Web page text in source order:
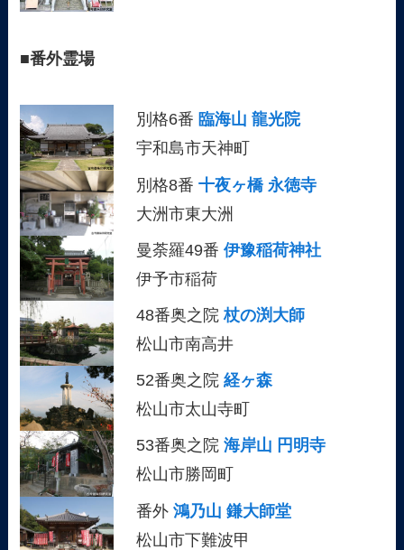
■番外霊場
別格6番 臨海山 龍光院
宇和島市天神町
別格8番 十夜ヶ橋 永徳寺
大洲市東大洲
曼荼羅49番 伊豫稲荷神社
伊予市稲荷
48番奥之院杖の渕大師
松山市南高井
52番奥之院 経ヶ森
松山市太山寺町
53番奥之院 海岸山 円明寺
松山市勝岡町
番外 鴻乃山 鎌大師堂
松山市下難波甲